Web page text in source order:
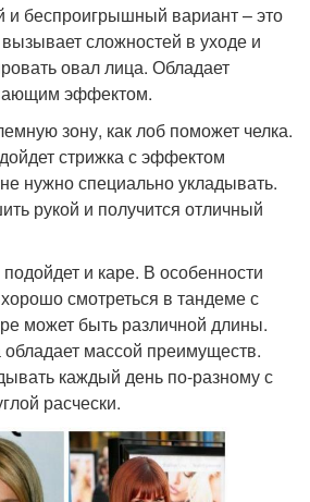
беспроигрышный вариант – это
сложностей в уходе и
овал лица. Обладает
эффектом.
зону, как лоб поможет челка.
стрижка с эффектом
нужно специально укладывать.
рукой и получится отличный
и каре. В особенности
смотреться в тандеме с
может быть различной длины.
массой преимуществ.
каждый день по-разному с
расчески.